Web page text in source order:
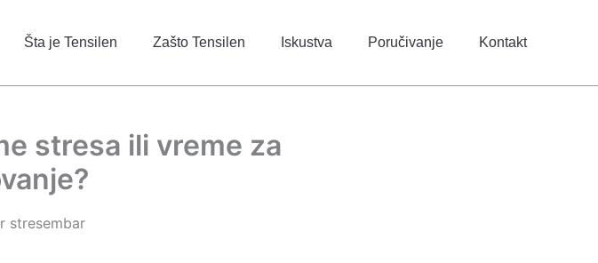
Šta je Tensilen Zašto Tensilen Iskustva Poručivanje Kontakt
stresa ili vreme za